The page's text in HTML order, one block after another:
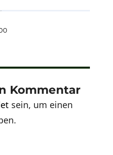
Kommentar
sein, um einen